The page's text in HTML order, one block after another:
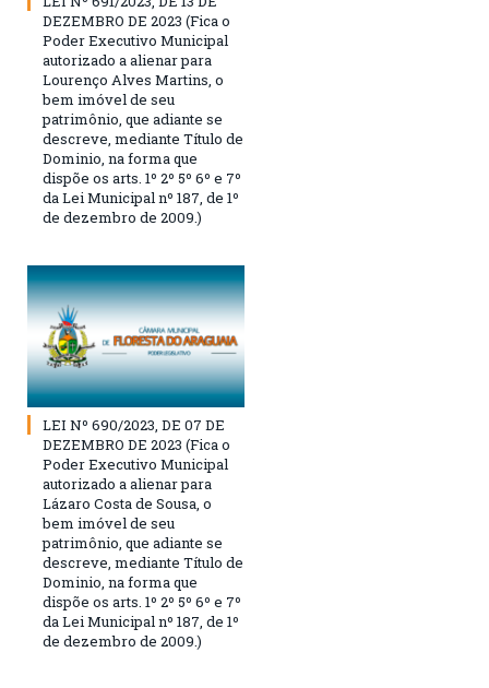
DEZEMBRO DE 2023 (Fica o
Poder Executivo Municipal
autorizado a alienar para
Lourenço Alves Martins, o
bem imóvel de seu
patrimônio, que adiante se
descreve, mediante Título de
Dominio, na forma que
dispõe os arts. 1º 2º 5º 6º e 7º
da Lei Municipal nº 187, de 1º
de dezembro de 2009.)
LEI Nº 690/2023, DE 07 DE
DEZEMBRO DE 2023 (Fica o
Poder Executivo Municipal
autorizado a alienar para
Lázaro Costa de Sousa, o
bem imóvel de seu
patrimônio, que adiante se
descreve, mediante Título de
Dominio, na forma que
dispõe os arts. 1º 2º 5º 6º e 7º
da Lei Municipal nº 187, de 1º
de dezembro de 2009.)